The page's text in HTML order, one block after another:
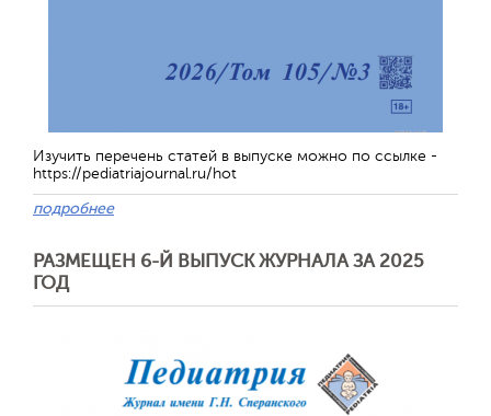
Изучить перечень статей в выпуске можно по ссылке -
https://pediatriajournal.ru/hot
подробнее
РАЗМЕЩЕН 6-Й ВЫПУСК ЖУРНАЛА ЗА 2025
ГОД